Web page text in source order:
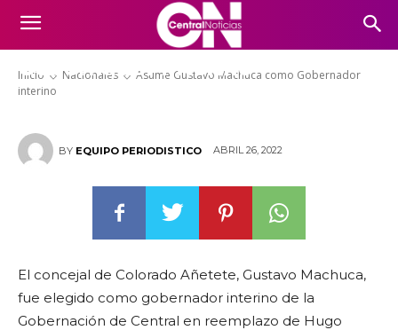
Inicio Nacionales
Asume Gustavo Machuca como Gobernador
interino
Asume Gustavo Machuca como
Gobernador interino
BY EQUIPO PERIODISTICO ABRIL 26, 2022
El concejal de Colorado Añetete, Gustavo Machuca,
fue elegido como gobernador interino de la
Gobernación de Central en reemplazo de Hugo